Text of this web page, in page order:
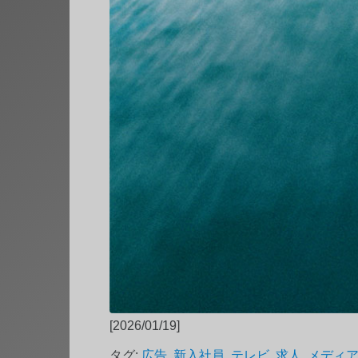
[2026/01/19]
タグ: 広告 新入社員 テレビ ,求人 メディ